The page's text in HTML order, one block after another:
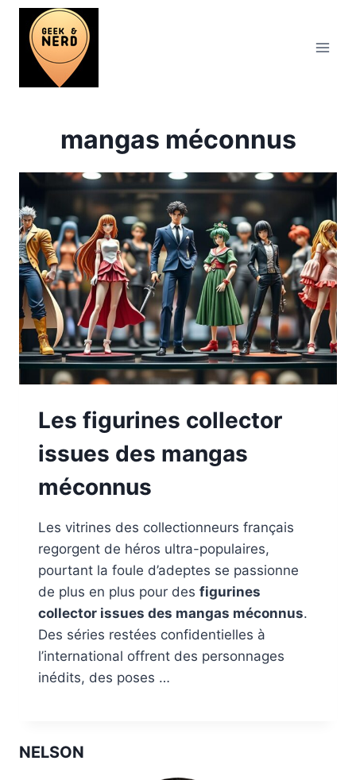
Aller
contenu
mangas méconnus
Les figurines collector
issues des mangas
méconnus
Les vitrines des collectionneurs français
regorgent de héros ultra-populaires,
pourtant la foule d’adeptes se passionne
de plus en plus pour des figurines
collector issues des mangas méconnus.
Des séries restées confidentielles à
l’international offrent des personnages
inédits, des poses …
NELSON